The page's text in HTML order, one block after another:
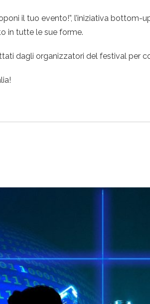
il tuo evento!”, l’iniziativa bottom-
in tutte le sue forme.
dagli organizzatori del festival per